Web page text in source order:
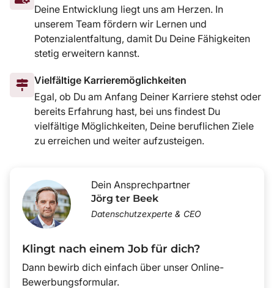
Deine Entwicklung liegt uns am Herzen. In
unserem Team fördern wir Lernen und
Potenzialentfaltung, damit Du Deine Fähigkeiten
stetig erweitern kannst.
Vielfältige Karrieremöglichkeiten
Egal, ob Du am Anfang Deiner Karriere stehst oder
bereits Erfahrung hast, bei uns findest Du
vielfältige Möglichkeiten, Deine beruflichen Ziele
zu erreichen und weiter aufzusteigen.
Dein Ansprechpartner
Jörg ter Beek
Datenschutzexperte & CEO
Klingt nach einem Job für dich?
Dann bewirb dich einfach über unser Online-
Bewerbungsformular.